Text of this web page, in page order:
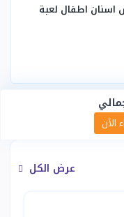
اطفال لعبة
الآن
عرض الكل